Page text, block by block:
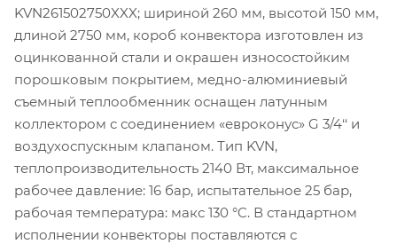
KVN261502750XXX; шириной 260 мм, высотой 150 мм,
длиной 2750 мм, короб конвектора изготовлен из
оцинкованной стали и окрашен износостойким
порошковым покрытием, медно-алюминиевый
съемный теплообменник оснащен латунным
коллектором с соединением «евроконус» G 3/4‘‘ и
воздухоспускным клапаном. Тип KVN,
теплопроизводительность 2140 Вт, максимальное
рабочее давление: 16 бар, испытательное 25 бар,
рабочая температура: макс 130 °C. В стандартном
исполнении конвекторы поставляются с